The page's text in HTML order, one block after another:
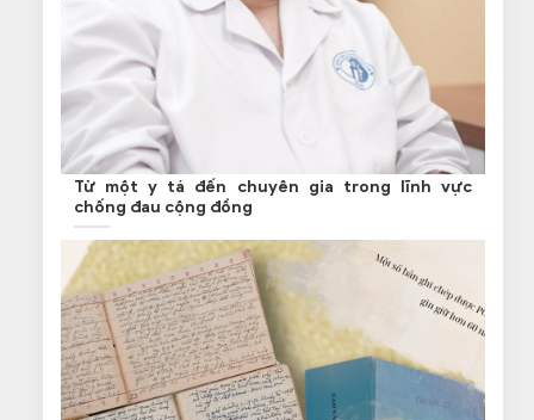
Từ một y tá đến chuyên gia trong lĩnh vực
chống đau cộng đồng